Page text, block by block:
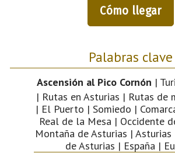
Cómo llegar
Palabras clave
Ascensión al Pico Cornón |
| Rutas en Asturias | Rutas de
| El Puerto | Somiedo |
Real de la Mesa | Occidente
Montaña de Asturias | Asturias
de Asturias | España |